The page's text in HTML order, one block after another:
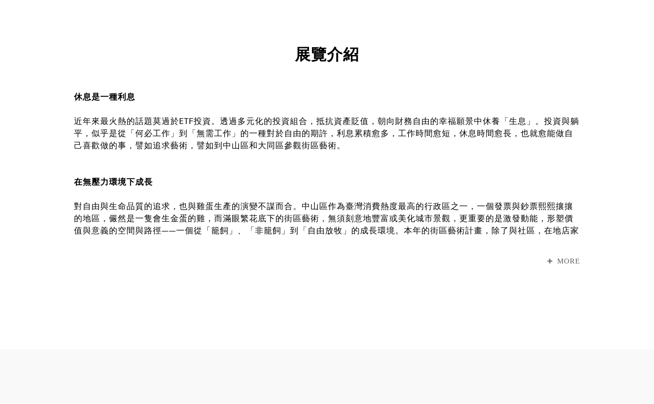
展覽介紹
休息是一種利息
近年來最火熱的話題莫過於ETF投資。透過多元化的投資組合，抵抗資產貶值，朝向財務自由的幸福願景中休養「生息」。投資與躺
平，似乎是從「何必工作」到「無需工作」的一種對於自由的期許，利息累積愈多，工作時間愈短，休息時間愈長，也就愈能做自
己喜歡做的事，譬如追求藝術，譬如到中山區和大同區參觀街區藝術。
在無壓力環境下成長
對自由與生命品質的追求，也與雞蛋生產的演變不謀而合。中山區作為臺灣消費熱度最高的行政區之一，一個發票與鈔票熙熙攘攘
的地區，儼然是一隻會生金蛋的雞，而滿眼繁花底下的街區藝術，無須刻意地豐富或美化城市景觀，更重要的是激發動能，形塑價
值與意義的空間與路徑——一個從「籠飼」、「非籠飼」到「自由放牧」的成長環境。本年的街區藝術計畫，除了與社區，在地店家
MORE